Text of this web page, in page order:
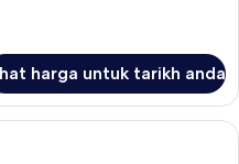
harga untuk tarikh anda